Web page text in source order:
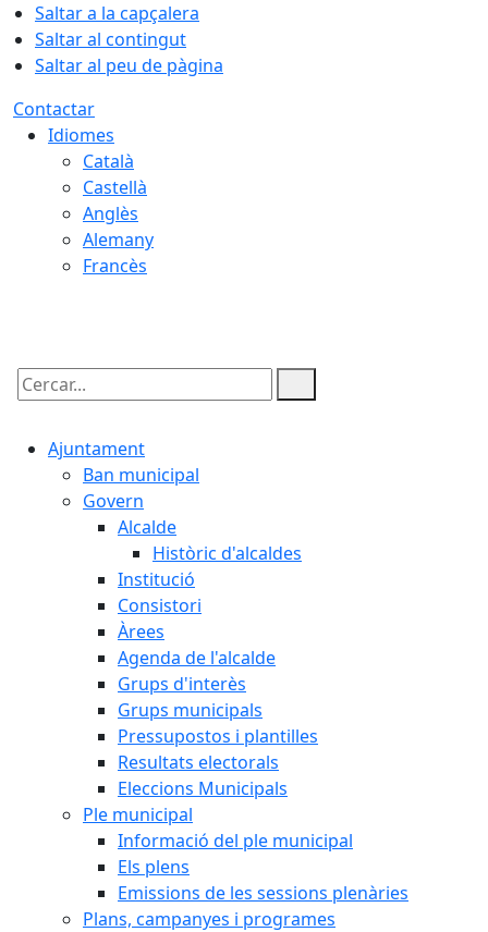
Saltar a la capçalera
Saltar al contingut
Saltar al peu de pàgina
Contactar
Idiomes
Català
Castellà
Anglès
Alemany
Francès
Cercar:
Ajuntament
Ban municipal
Govern
Alcalde
Històric d'alcaldes
Institució
Consistori
Àrees
Agenda de l'alcalde
Grups d'interès
Grups municipals
Pressupostos i plantilles
Resultats electorals
Eleccions Municipals
Ple municipal
Informació del ple municipal
Els plens
Emissions de les sessions plenàries
Plans, campanyes i programes